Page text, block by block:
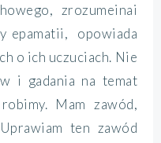
zrozumeinai
epamatii, opowiada
o ich uczuciach. Nie
i gadania na temat
Mam zawód,
ten zawód